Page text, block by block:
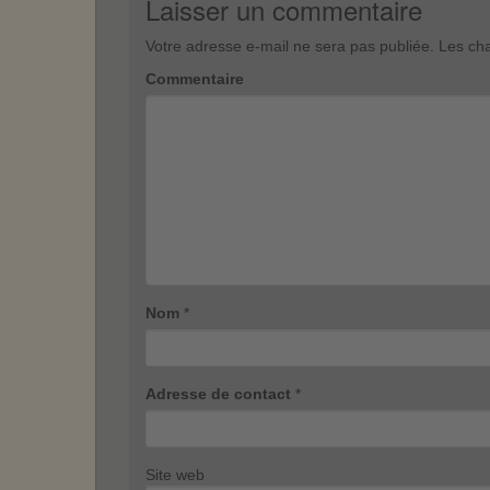
Laisser un commentaire
Votre adresse e-mail ne sera pas publiée. Les
Commentaire
Nom *
Adresse de contact *
Site web